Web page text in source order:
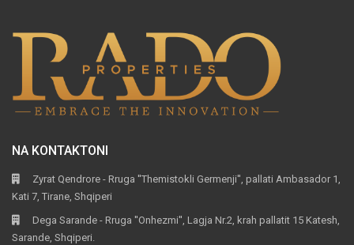
NA KONTAKTONI
Zyrat Qendrore - Rruga ''Themistokli Germenji'', pallati Ambasador 1,
Kati 7, Tirane, Shqiperi
Dega Sarande - Rruga ''Onhezmi'', Lagja Nr.2, krah pallatit 15 Katesh,
Sarande, Shqiperi.